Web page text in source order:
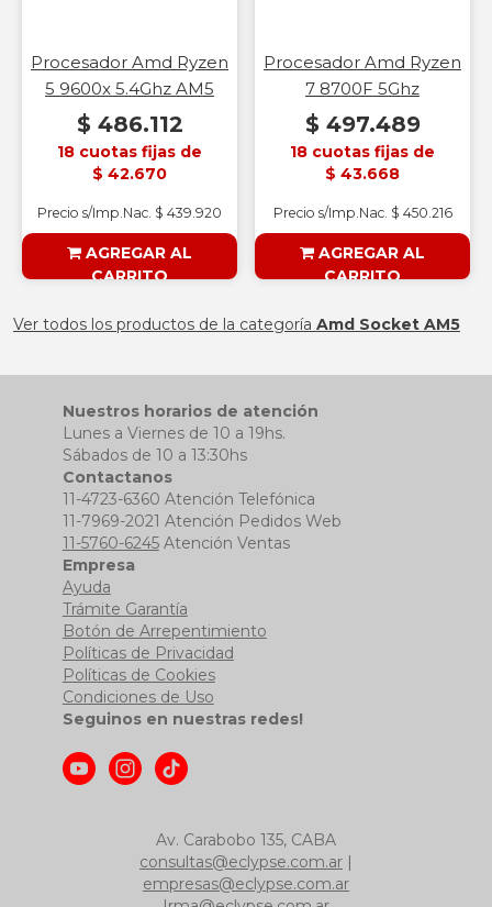
Procesador Amd Ryzen
5 9600x 5.4Ghz AM5
$ 486.112
18 cuotas fijas de
$ 42.670
Precio s/Imp.Nac. $ 439.920
AGREGAR AL
CARRITO
Procesador Amd Ryzen
7 8700F 5Ghz
$ 497.489
18 cuotas fijas de
$ 43.668
Precio s/Imp.Nac. $ 450.216
AGREGAR AL
CARRITO
Ver todos los productos de la categoría Amd Socket AM5
Nuestros horarios de atención
Lunes a Viernes de 10 a 19hs.
Sábados de 10 a 13:30hs
Contactanos
11-4723-6360 Atención Telefónica
11-7969-2021 Atención Pedidos Web
11-5760-6245Atención Ventas
Empresa
Ayuda
Trámite Garantía
Botón de Arrepentimiento
Políticas de Privacidad
Políticas de Cookies
Condiciones de Uso
Seguinos en nuestras redes!
Av. Carabobo 135, CABA
consultas@eclypse.com.ar |
empresas@eclypse.com.ar